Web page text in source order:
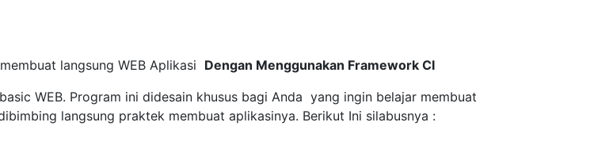
langsung WEB Aplikasi Dengan Menggunakan Framework CI
WEB. Program ini didesain khusus bagi Anda yang ingin belajar membuat
langsung praktek membuat aplikasinya. Berikut Ini silabusnya :